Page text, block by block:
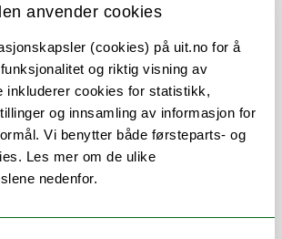
anvender cookies
(cookies) på uit.no for å
og riktig visning av
inkluderer cookies for statistikk,
og innsamling av informasjon for
Vi benytter både førsteparts- og
Les mer om de ulike
nedenfor.
for HMS-avvik i